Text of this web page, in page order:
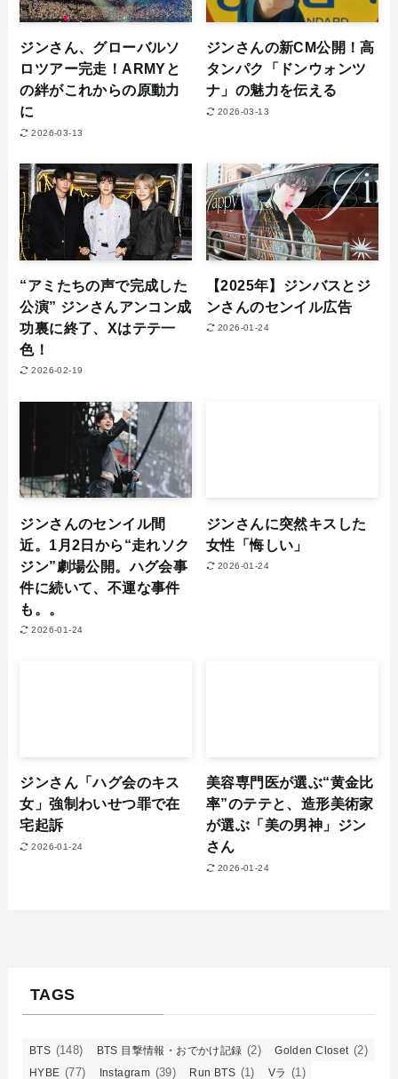
ジンさん、グローバルソ
ロツアー完走！ARMYと
の絆がこれからの原動力
に
2026-03-13
ジンさんの新CM公開！高
タンパク「ドンウォンツ
ナ」の魅力を伝える
2026-03-13
“アミたちの声で完成した
公演” ジンさんアンコン成
功裏に終了、Xはテテ一
色！
2026-02-19
【2025年】ジンバスとジ
ンさんのセンイル広告
2026-01-24
ジンさんのセンイル間
近。1月2日から“走れソク
ジン”劇場公開。ハグ会事
件に続いて、不運な事件
も。。
2026-01-24
ジンさんに突然キスした
女性「悔しい」
2026-01-24
ジンさん「ハグ会のキス
女」強制わいせつ罪で在
宅起訴
2026-01-24
美容専門医が選ぶ“黄金比
率”のテテと、造形美術家
が選ぶ「美の男神」ジン
さん
2026-01-24
TAGS
BTS (148) BTS 目撃情報・おでかけ記録 (2) Golden Closet (2)
HYBE (77) Instagram (39) Run BTS (1) Vラ (1)